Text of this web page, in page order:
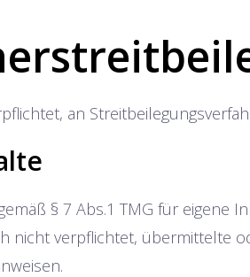
an
§ 7 Abs.1 TMG für eigene
nicht verpflichtet, übermittelte